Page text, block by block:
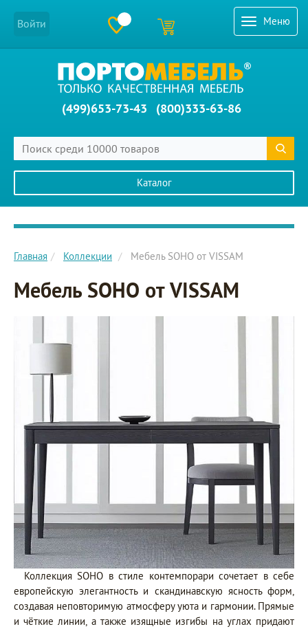
Меню
Войти
(499)653-73-43 (800)333-63-86
Каталог
Главное меню сайта
Главная Коллекции Мебель SOHO от VISSAM
Мебель SOHO от VISSAM
Коллекция SOHO в стиле контемпорари сочетает в себе
европейскую элегантность и скандинавскую ясность форм,
создавая неповторимую атмосферу уюта и гармонии. Прямые
и чёткие линии, а также изящные изгибы на углах придают